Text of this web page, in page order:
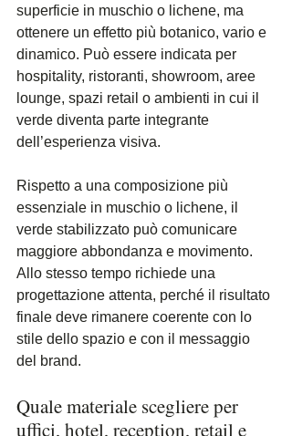
superficie in muschio o lichene, ma
ottenere un effetto più botanico, vario e
dinamico. Può essere indicata per
hospitality, ristoranti, showroom, aree
lounge, spazi retail o ambienti in cui il
verde diventa parte integrante
dell’esperienza visiva.
Rispetto a una composizione più
essenziale in muschio o lichene, il
verde stabilizzato può comunicare
maggiore abbondanza e movimento.
Allo stesso tempo richiede una
progettazione attenta, perché il risultato
finale deve rimanere coerente con lo
stile dello spazio e con il messaggio
del brand.
Quale materiale scegliere per
uffici, hotel, reception, retail e